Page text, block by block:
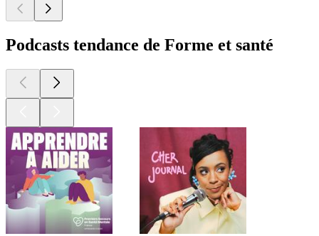
Podcasts tendance de Forme et santé